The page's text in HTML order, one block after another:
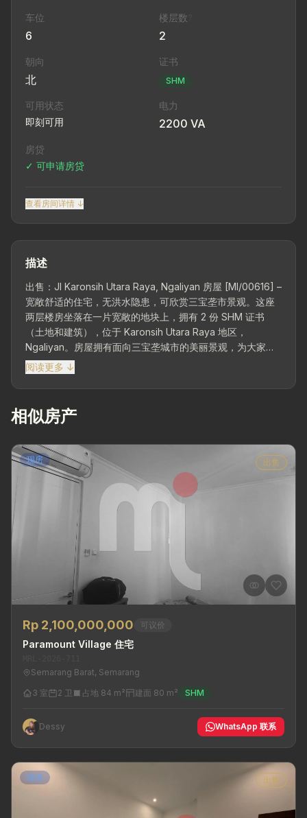
车位
6
楼层数
2
朝向
北
证书
SHM
可用状态
即刻可用
电力
2200 VA
房贷
✓ 可申请房贷
查看房间详情 ↓
描述
出售：Jl Karonsih Utara Raya, Ngaliyan 房屋 [MI/00616] –
宽敞舒适的住宅，无洪水隐患，可欣赏三宝垄市景观。这座
两层楼房坐落在一片宽敞的地块上，拥有 2 份 SHM 证书
（土地和建筑），位于 Karonsih Utara Raya 地区，
Ngaliyan。房屋拥有面向三宝垄城市的美丽景观，为大家庭
提供最大的舒适度，环境安静，道路宽敞。 位置优越且无洪
水隐患 – 朝北，位于主干道上，宽度 ±6 米，易于进入，位
于安全舒适的居住区。三宝垄城市景观是独家增值。 地皮面
积 488 平方米 | 建筑面积 ±307 平方米 | 2 层 – 宽敞实用的
设计，室外和室内区域整洁有序，营造宽敞的房屋氛围...
阅读更多 ↓
相似房产
现房 出售
Rp 2,100,000,000 可议价
Paramount Village 住宅
Semarang Barat, Semarang
3 室
2 卫 占地 84 m² 建面 80 m² SHM
Dessy WhatsApp 联系
现房 出售